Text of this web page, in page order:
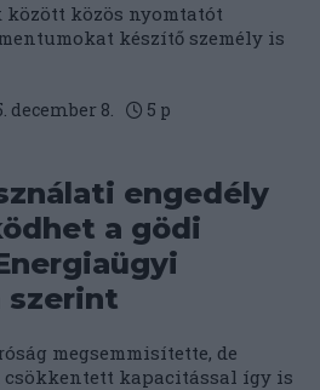
között közös nyomtatót
készítő személy is
december 8. 5 p
engedély
a gödi
szerint
megsemmisítette, de
kapacitással így is